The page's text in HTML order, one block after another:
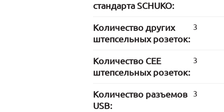
стандарта SCHUKO:
Количество других
штепсельных розеток:
3
Количество CEE
штепсельных розеток:
3
Количество разъемов
USB:
3